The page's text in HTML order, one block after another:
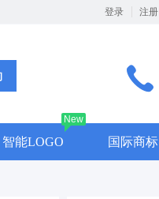
登录 注册
智能LOGO
New
国际商标